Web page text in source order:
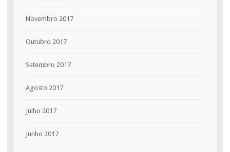
Novembro 2017
Outubro 2017
Setembro 2017
Agosto 2017
Julho 2017
Junho 2017